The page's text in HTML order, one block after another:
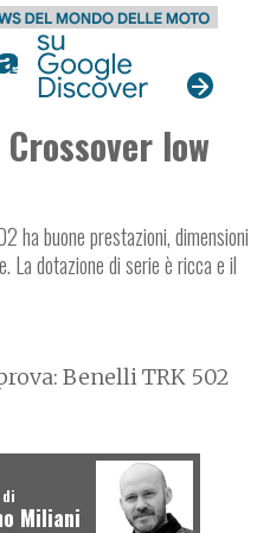
low
ha buone prestazioni, dimensioni
La dotazione di serie è ricca e il
Benelli TRK 502
di
Miliani